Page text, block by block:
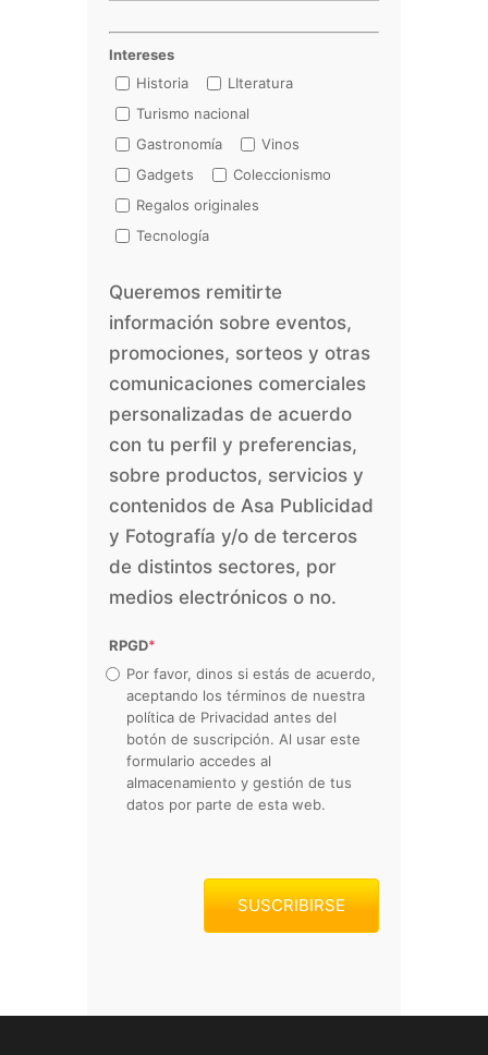
Intereses
Historia
LIteratura
Turismo nacional
Gastronomía
Vinos
Gadgets
Coleccionismo
Regalos originales
Tecnología
Queremos remitirte
información sobre eventos,
promociones, sorteos y otras
comunicaciones comerciales
personalizadas de acuerdo
con tu perfil y preferencias,
sobre productos, servicios y
contenidos de Asa Publicidad
y Fotografía y/o de terceros
de distintos sectores, por
medios electrónicos o no.
RPGD*
Por favor, dinos si estás de acuerdo,
aceptando los términos de nuestra
política de Privacidad antes del
botón de suscripción. Al usar este
formulario accedes al
almacenamiento y gestión de tus
datos por parte de esta web.